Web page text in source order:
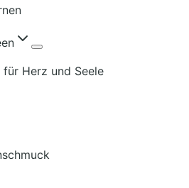
Herz und Seele